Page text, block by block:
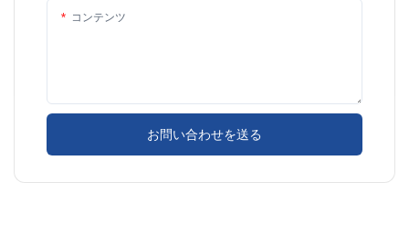
コンテンツ
お問い合わせを送る